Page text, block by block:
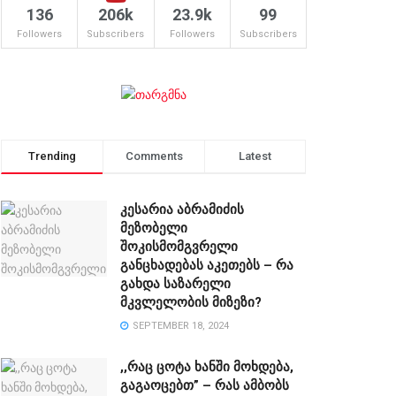
136
Followers
206k
Subscribers
23.9k
Followers
99
Subscribers
Trending Comments Latest
კესარია აბრამიძის
მეზობელი
შოკისმომგვრელი
განცხადებას აკეთებს – რა
გახდა საზარელი
მკვლელობის მიზეზი?
SEPTEMBER 18, 2024
,,რაც ცოტა ხანში მოხდება,
გაგაოცებთ” – რას ამბობს